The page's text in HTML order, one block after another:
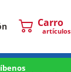
artículos